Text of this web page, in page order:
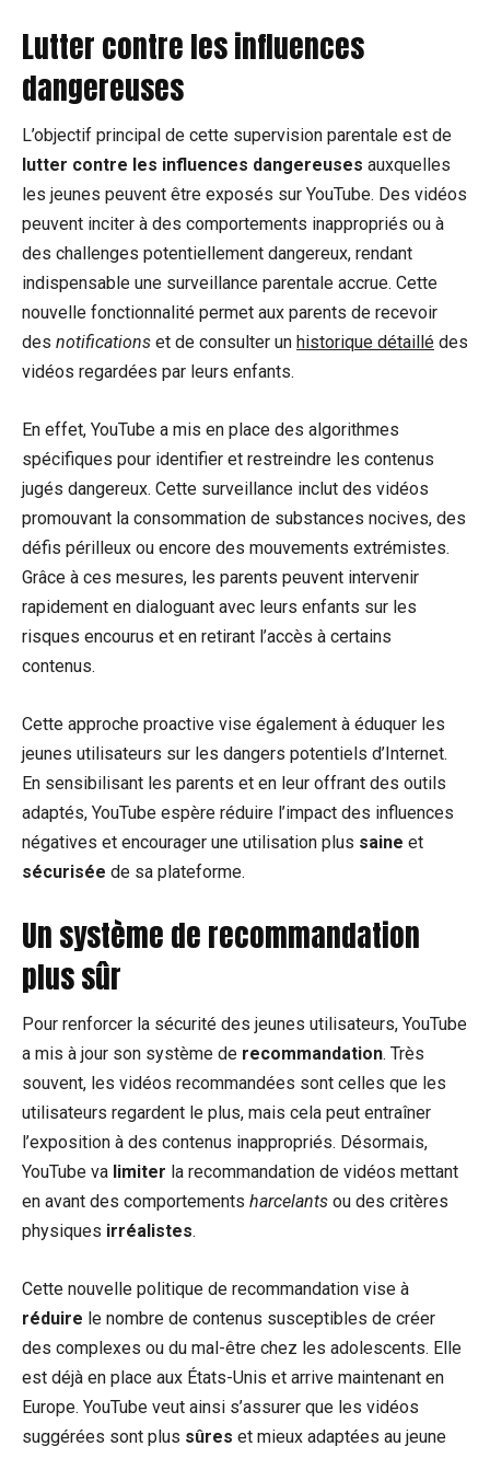
Lutter contre les influences
dangereuses
L’objectif principal de cette supervision parentale est de
lutter contre les influences dangereuses auxquelles
les jeunes peuvent être exposés sur YouTube. Des vidéos
peuvent inciter à des comportements inappropriés ou à
des challenges potentiellement dangereux, rendant
indispensable une surveillance parentale accrue. Cette
nouvelle fonctionnalité permet aux parents de recevoir
des notifications et de consulter un historique détaillé des
vidéos regardées par leurs enfants.
En effet, YouTube a mis en place des algorithmes
spécifiques pour identifier et restreindre les contenus
jugés dangereux. Cette surveillance inclut des vidéos
promouvant la consommation de substances nocives, des
défis périlleux ou encore des mouvements extrémistes.
Grâce à ces mesures, les parents peuvent intervenir
rapidement en dialoguant avec leurs enfants sur les
risques encourus et en retirant l’accès à certains
contenus.
Cette approche proactive vise également à éduquer les
jeunes utilisateurs sur les dangers potentiels d’Internet.
En sensibilisant les parents et en leur offrant des outils
adaptés, YouTube espère réduire l’impact des influences
négatives et encourager une utilisation plus saine et
sécurisée de sa plateforme.
Un système de recommandation
plus sûr
Pour renforcer la sécurité des jeunes utilisateurs, YouTube
a mis à jour son système de recommandation. Très
souvent, les vidéos recommandées sont celles que les
utilisateurs regardent le plus, mais cela peut entraîner
l’exposition à des contenus inappropriés. Désormais,
YouTube va limiter la recommandation de vidéos mettant
en avant des comportements harcelants ou des critères
physiques irréalistes.
Cette nouvelle politique de recommandation vise à
réduire le nombre de contenus susceptibles de créer
des complexes ou du mal-être chez les adolescents. Elle
est déjà en place aux États-Unis et arrive maintenant en
Europe. YouTube veut ainsi s’assurer que les vidéos
suggérées sont plus sûres et mieux adaptées au jeune